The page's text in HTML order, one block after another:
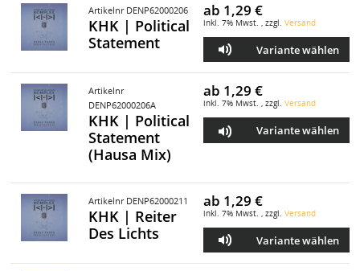
Artikelnr DENP62000206
KHK | Political
Statement
ab 1,29 €
inkl. 7% Mwst. , zzgl. Versand
Variante wählen
Artikelnr
DENP62000206A
KHK | Political
Statement
(Hausa Mix)
ab 1,29 €
inkl. 7% Mwst. , zzgl. Versand
Variante wählen
Artikelnr DENP62000211
KHK | Reiter
Des Lichts
ab 1,29 €
inkl. 7% Mwst. , zzgl. Versand
Variante wählen